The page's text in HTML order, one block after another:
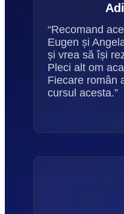
“Recomand
Eugen și
și vrea să își
Pleci alt om
Fiecare român
cursul acesta.”